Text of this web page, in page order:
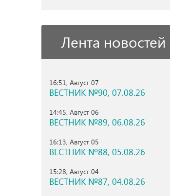
Лента новостей
16:51, Август 07
ВЕСТНИК №90, 07.08.26
14:45, Август 06
ВЕСТНИК №89, 06.08.26
16:13, Август 05
ВЕСТНИК №88, 05.08.26
15:28, Август 04
ВЕСТНИК №87, 04.08.26